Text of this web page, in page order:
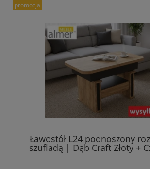
Ławostół L24 podnoszony
szufladą | Dąb Craft Złoty +
| Almer Meble
promocja